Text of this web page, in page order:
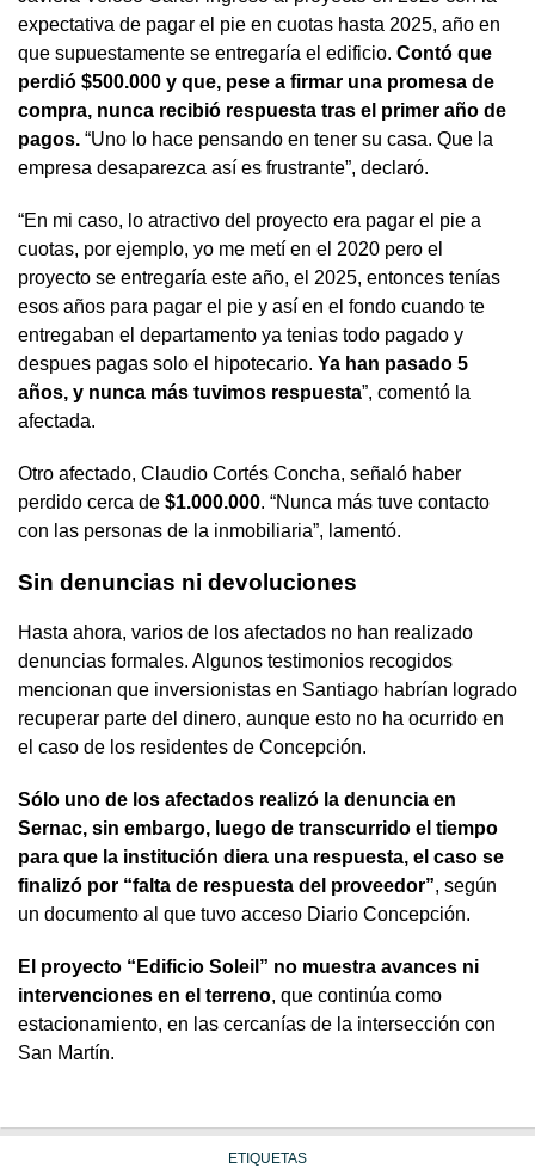
expectativa de pagar el pie en cuotas hasta 2025, año en
que supuestamente se entregaría el edificio. Contó que
perdió $500.000 y que, pese a firmar una promesa de
compra, nunca recibió respuesta tras el primer año de
pagos. “Uno lo hace pensando en tener su casa. Que la
empresa desaparezca así es frustrante”, declaró.
“En mi caso, lo atractivo del proyecto era pagar el pie a
cuotas, por ejemplo, yo me metí en el 2020 pero el
proyecto se entregaría este año, el 2025, entonces tenías
esos años para pagar el pie y así en el fondo cuando te
entregaban el departamento ya tenias todo pagado y
despues pagas solo el hipotecario. Ya han pasado 5
años, y nunca más tuvimos respuesta”, comentó la
afectada.
Otro afectado, Claudio Cortés Concha, señaló haber
perdido cerca de $1.000.000. “Nunca más tuve contacto
con las personas de la inmobiliaria”, lamentó.
Sin denuncias ni devoluciones
Hasta ahora, varios de los afectados no han realizado
denuncias formales. Algunos testimonios recogidos
mencionan que inversionistas en Santiago habrían logrado
recuperar parte del dinero, aunque esto no ha ocurrido en
el caso de los residentes de Concepción.
Sólo uno de los afectados realizó la denuncia en
Sernac, sin embargo, luego de transcurrido el tiempo
para que la institución diera una respuesta, el caso se
finalizó por “falta de respuesta del proveedor”, según
un documento al que tuvo acceso Diario Concepción.
El proyecto “Edificio Soleil” no muestra avances ni
intervenciones en el terreno, que continúa como
estacionamiento, en las cercanías de la intersección con
San Martín.
ETIQUETAS